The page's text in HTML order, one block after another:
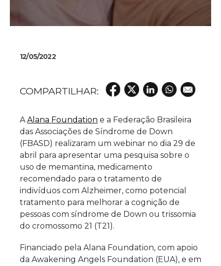
12/05/2022
AAlana Foundation e a Federação Brasileira
das Associações de Síndrome de Down
(FBASD) realizaram um webinar no dia 29 de
abril para apresentar uma pesquisa sobre o
uso de memantina, medicamento
recomendado para o tratamento de
indivíduos com Alzheimer, como potencial
tratamento para melhorar a cognição de
pessoas com síndrome de Down ou trissomia
do cromossomo 21 (T21).
Financiado pela Alana Foundation, com apoio
da Awakening Angels Foundation (EUA), e em